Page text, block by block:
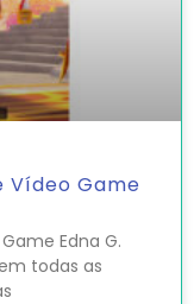
Vídeo Game
Edna G.
todas as